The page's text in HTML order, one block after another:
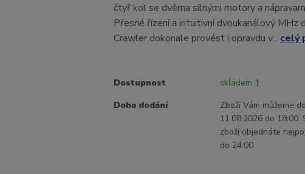
čtyř kol se dvěma silnými motory a
Přesné řízení a intuitivní dvoukanálový MHz
Crawler dokonale provést i opravdu v... celý
Dostupnost
skladem 1
Doba dodání
Zboží Vám můžeme
11.08.2026 do 18:00.
zboží objednáte
do 24:00